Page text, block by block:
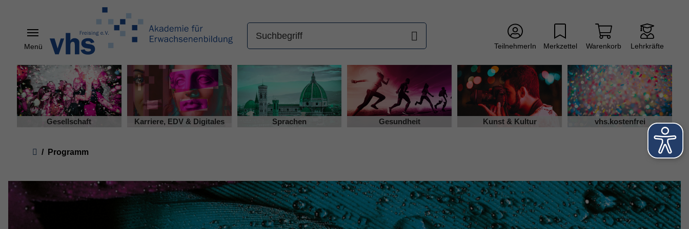
Menü TeilnehmerIn Merkzettel Warenkorb Lehrkräfte
Gesellschaft Karriere, EDV & Digitales Sprachen Gesundheit Kunst & Kultur vhs.kostenfrei
Programm